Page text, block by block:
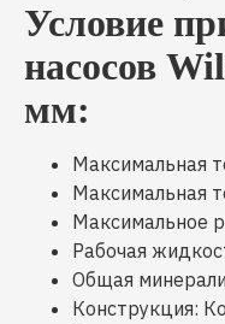
Условие
насосов
мм:
Максимальная
Максимальная
Максимальное
Рабочая
Общая
Конструкция: